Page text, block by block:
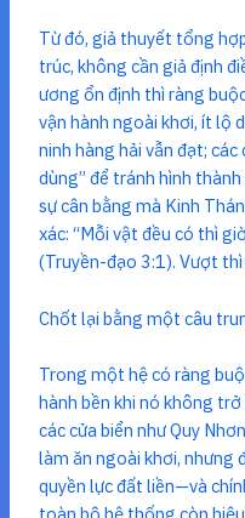
Từ đó, giả thuyết tổng
trúc, không cần giả định
ương ổn định thì ràng
vận hành ngoài khơi, ít lộ
ninh hàng hải vẫn đạt;
dùng” để tránh hình
sự cân bằng mà Kinh
xác: “Mỗi vật đều có thì
(Truyền-đạo 3:1). Vượt
Chốt lại bằng một câu
Trong một hệ có ràng
hành bền khi nó không
các cửa biển như Quy
làm ăn ngoài khơi, nhưng
quyền lực đất liền—và